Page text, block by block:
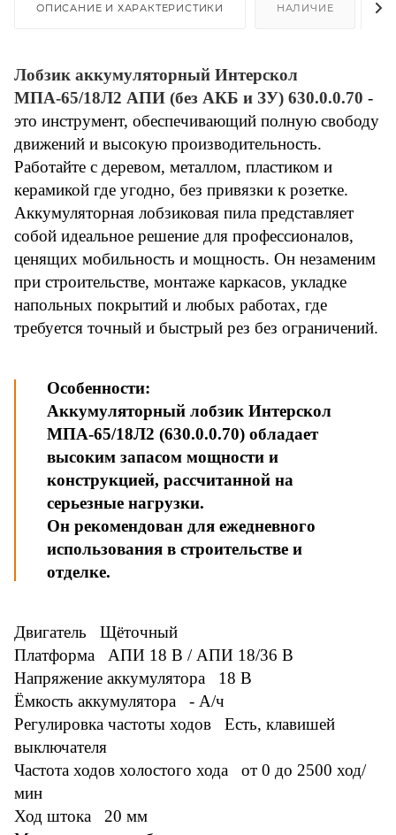
ОПИСАНИЕ И ХАРАКТЕРИСТИКИ НАЛИЧИЕ
Лобзик аккумуляторный Интерскол
МПА-65/18Л2 АПИ (без АКБ и ЗУ) 630.0.0.70 -
это инструмент, обеспечивающий полную свободу
движений и высокую производительность.
Работайте с деревом, металлом, пластиком и
керамикой где угодно, без привязки к розетке.
Аккумуляторная лобзиковая пила представляет
собой идеальное решение для профессионалов,
ценящих мобильность и мощность. Он незаменим
при строительстве, монтаже каркасов, укладке
напольных покрытий и любых работах, где
требуется точный и быстрый рез без ограничений.
Особенности:
Аккумуляторный лобзик Интерскол
МПА-65/18Л2 (630.0.0.70) обладает
высоким запасом мощности и
конструкцией, рассчитанной на
серьезные нагрузки.
Он рекомендован для ежедневного
использования в строительстве и
отделке.
Двигатель Щёточный
Платформа АПИ 18 В / АПИ 18/36 В
Напряжение аккумулятора 18 В
Ёмкость аккумулятора - А/ч
Регулировка частоты ходов Есть, клавишей
выключателя
Частота ходов холостого хода от 0 до 2500 ход/
мин
Ход штока 20 мм